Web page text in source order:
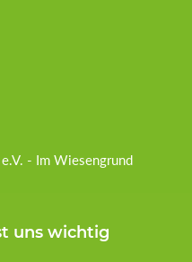
- Im Wiesengrund
uns wichtig